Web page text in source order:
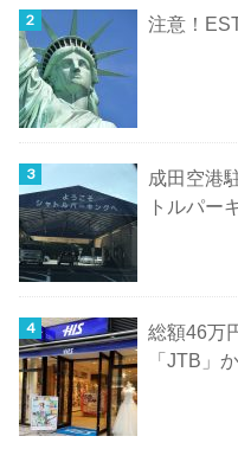
注意！
成田空港
トルパー
総額46万
「JTB」